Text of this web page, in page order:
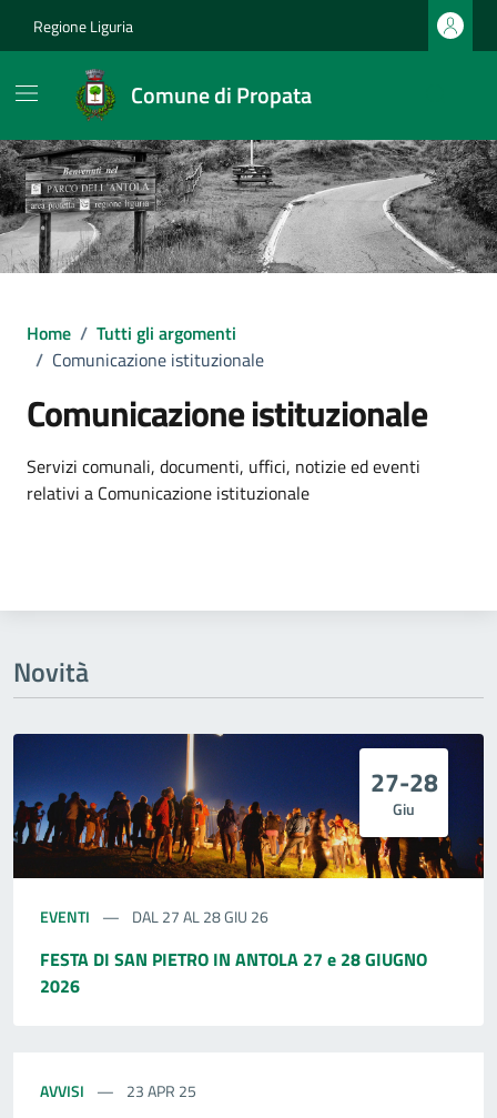
Regione Liguria
Comune di Propata
Home / Tutti gli argomenti
/ Comunicazione istituzionale
Comunicazione istituzionale
Dettagli dell'argomento
Servizi comunali, documenti, uffici, notizie ed eventi
relativi a Comunicazione istituzionale
Novità
27-28
Giu
EVENTI DAL 27 AL 28 GIU 26
FESTA DI SAN PIETRO IN ANTOLA 27 e 28 GIUGNO
2026
AVVISI 23 APR 25